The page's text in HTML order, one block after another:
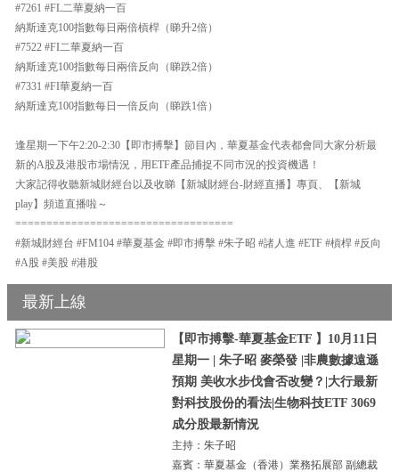
#7261 #FL二華夏納一百
納斯達克100指數每日兩倍槓桿（睇升2倍）
#7522 #FI二華夏納一百
納斯達克100指數每日兩倍反向（睇跌2倍）
#7331 #FI華夏納一百
納斯達克100指數每日一倍反向（睇跌1倍）
逢星期一下午2:20-2:30【即市搏擊】節目內，華夏基金代表都會同大家分析最
新的A股及港股市場情況，用ETF產品捕捉不同市況的投資機遇！
大家記得收聽新城財經台以及收睇【新城財經台-財經直播】專頁、【新城
play】頻道直播啦～
===================================
#新城財經台 #FM104 #華夏基金 #即市搏擊 #朱子昭 #諸人進 #ETF #槓桿 #反向
#A股 #美股 #港股
最新上線
【即市搏擊-華夏基金ETF 】10月11日
星期一 | 朱子昭 麥榮發 |非農數據遠遜
預期 美收水步伐會否改變？|大行最新
對科技股份的看法|生物科技ETF 3069
成分股最新情況
主持：朱子昭
嘉賓：華夏基金（香港）業務拓展部 副總裁